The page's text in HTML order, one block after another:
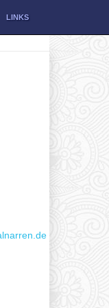
LINKS